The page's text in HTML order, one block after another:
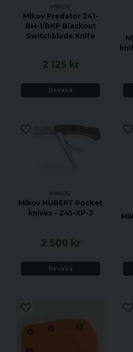
MIKOV
Mikov Predator 241-
BH-1/BKP Blackout
Switchblade Knife
2 125 kr
Bevaka
MIKOV
Mikov HUBERT Pocket
knives - 245-XP-3
2 500 kr
Bevaka
användningsområden,
vandring, fiske och